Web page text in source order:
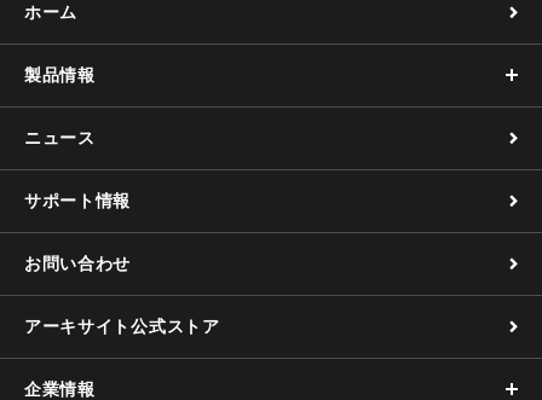
ホーム
製品情報
ニュース
サポート情報
お問い合わせ
アーキサイト公式ストア
企業情報